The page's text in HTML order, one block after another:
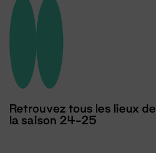
Retrouvez tous les lieux de
la saison 24-25